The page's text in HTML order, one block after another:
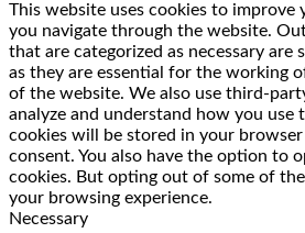
This website uses cookies to improve
you navigate through the website.
that are categorized as necessary are
as they are essential for the working
of the website. We also use third-
analyze and understand how you use
cookies will be stored in your
consent. You also have the option to
cookies. But opting out of some of
your browsing experience.
Necessary